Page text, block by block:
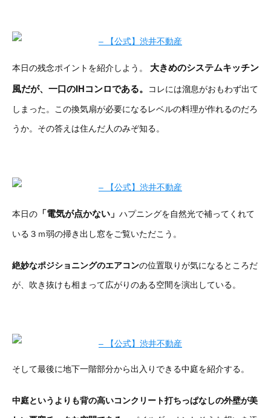
本日の残念ポイントを紹介しよう。 大きめのシステムキッチン
風だが、一口のIHコンロである。 コレには溜息がおもわず出て
しまった。この換気扇が必要になるレベルの料理が作れるのだろ
うか。その答えは住んだ人のみぞ知る。
本日の 「電気が点かない」 ハプニングを自然光で補ってくれて
いる３ｍ弱の掃き出し窓をご覧いただこう。
絶妙なポジショニングのエアコンの位置取りが気になるところだ
が、吹き抜けも相まって広がりのある空間を演出している。
そして最後に地下一階部分から出入りできる中庭を紹介する。
中庭というよりも背の高いコンクリート打ちっぱなしの外壁が美